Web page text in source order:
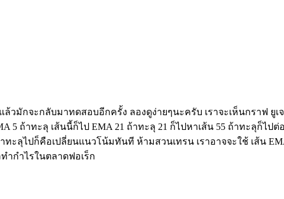
ล้วมักจะกลับมาทดสอบอีกครั้ง ลองดูง่ายๆนะครับ เราจะเห็นกราฟ ยูเ
ถ้าทะลุ เส้นนี้ก็ไป EMA 21 ถ้าทะลุ 21 ก็ไปหาเส้น 55 ถ้าทะลุก็ไปต่
ะลุไปก็คือเปลี่ยนแนวโน้มทันที ห้ามสวนเทรน เราอาจจะใช้ เส้น
ำกำไรในตลาดฟอเร็ก